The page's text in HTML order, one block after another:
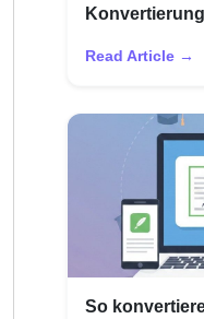
Read Article →
So